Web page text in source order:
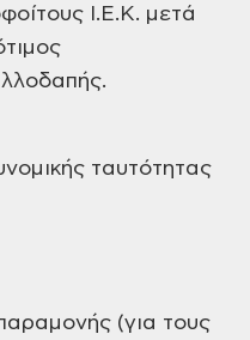
Ι.Ε.Κ. μετά
ταυτότητας
(για τους